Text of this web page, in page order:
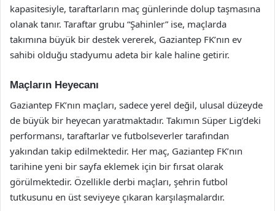
kapasitesiyle, taraftarların maç günlerinde dolup taşmasına
olanak tanır. Taraftar grubu “Şahinler” ise, maçlarda
takımına büyük bir destek vererek, Gaziantep FK’nın ev
sahibi olduğu stadyumu adeta bir kale haline getirir.
Maçların Heyecanı
Gaziantep FK’nın maçları, sadece yerel değil, ulusal düzeyde
de büyük bir heyecan yaratmaktadır. Takımın Süper Lig’deki
performansı, taraftarlar ve futbolseverler tarafından
yakından takip edilmektedir. Her maç, Gaziantep FK’nın
tarihine yeni bir sayfa eklemek için bir fırsat olarak
görülmektedir. Özellikle derbi maçları, şehrin futbol
tutkusunu en üst seviyeye çıkaran karşılaşmalardır.